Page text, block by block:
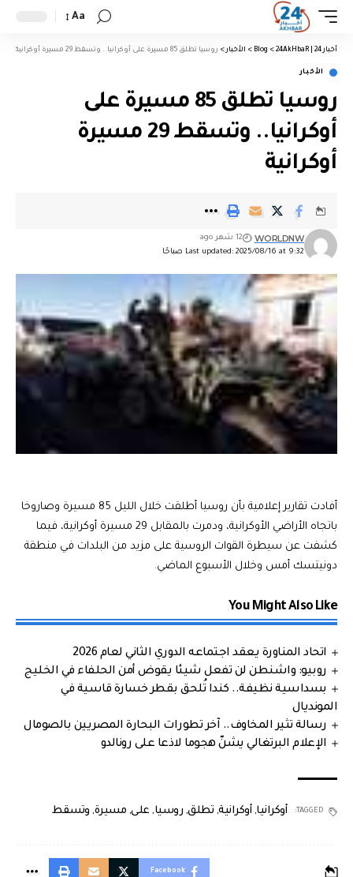
Aa
أخبار 24 | 24AkHbaR >
Blog
> الأخبار > روسيا تطلق 85 مسيرة على أوكرانيا.. وتسقط 29 مسيرة أوكرانية
الأخبار
روسيا تطلق 85 مسيرة على
أوكرانيا.. وتسقط 29 مسيرة
أوكرانية
Last updated: 2025/08/16 at 9:32 صباحًا
WORLDNW 12 شهر ago
أفادت تقارير إعلامية بأن روسيا أطلقت خلال الليل 85 مسيرة وصاروخا
باتجاه الأراضي الأوكرانية، ودمرت بالمقابل 29 مسيرة أوكرانية، فيما
كشفت عن سيطرة القوات الروسية على مزيد من البلدات في منطقة
دونيتسك أمس وخلال الأسبوع الماضي.
You Might Also Like
اتحاد المناورة يعقد اجتماعه الدوري الثاني لعام 2026
روبيو: واشنطن لن تفعل شيئا يقوض أمن الحلفاء في الخليج
بسداسية نظيفة.. كندا تُلحق بقطر خسارة قاسية في
المونديال
رسالة تثير المخاوف.. آخر تطورات البحارة المصريين بالصومال
الإعلام البرتغالي يشنّ هجوما لاذعا على رونالدو
TAGGED: أوكرانيا, أوكرانية, تطلق, روسيا, على, مسيرة, وتسقط
Facebook